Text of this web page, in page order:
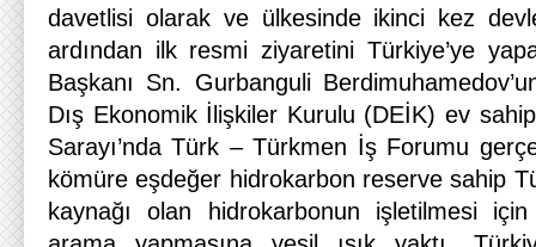
davetlisi olarak ve ülkesinde ikinci kez
ardından ilk resmi ziyaretini Türkiye’ye
Başkanı Sn. Gurbanguli
Dış Ekonomik İlişkiler Kurulu (DEİK) ev
Sarayı’nda Türk – Türkmen İş Forumu
kömüre eşdeğer hidrokarbon reserve sahip
kaynağı olan hidrokarbonun işletilmesi için